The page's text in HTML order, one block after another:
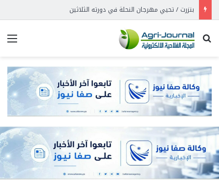
بنزرت / تحيي مهرجان النحلة في دورته الثلاثين
بحث عن